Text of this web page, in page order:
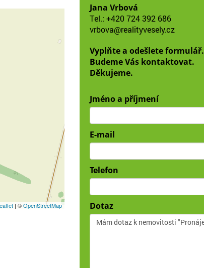
| ©OpenStreetMap
Jana Vrbová
Tel.: +420 724 392 686
vrbova@realityvesely.cz
Vyplňte a odešlete formulář.
Budeme Vás kontaktovat.
Děkujeme.
Jméno a příjmení
E-mail
Telefon
Dotaz